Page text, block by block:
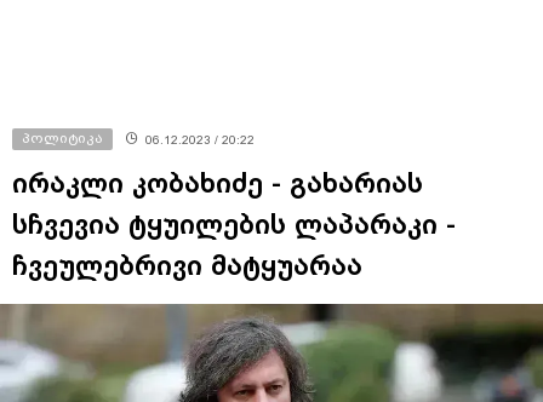
პოლიტიკა 06.12.2023 / 20:22
ირაკლი კობახიძე - გახარიას
სჩვევია ტყუილების ლაპარაკი -
ჩვეულებრივი მატყუარაა